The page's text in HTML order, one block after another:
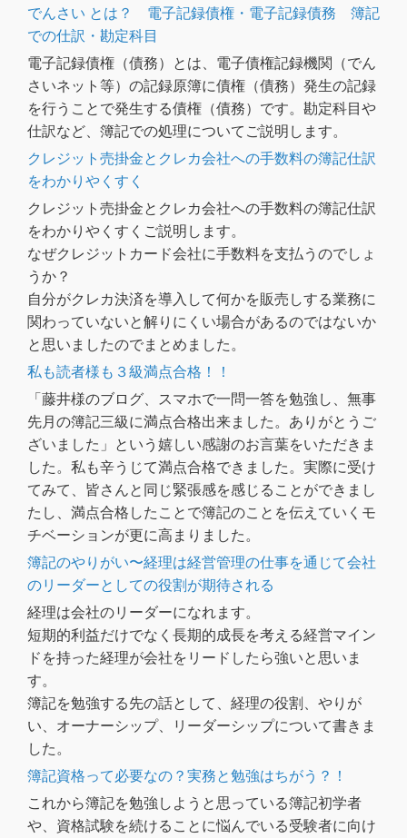
でんさい とは？ 電子記録債権・電子記録債務 簿記
での仕訳・勘定科目
電子記録債権（債務）とは、電子債権記録機関（でん
さいネット等）の記録原簿に債権（債務）発生の記録
を行うことで発生する債権（債務）です。勘定科目や
仕訳など、簿記での処理についてご説明します。
クレジット売掛金とクレカ会社への手数料の簿記仕訳
をわかりやくすく
クレジット売掛金とクレカ会社への手数料の簿記仕訳
をわかりやくすくご説明します。
なぜクレジットカード会社に手数料を支払うのでしょ
うか？
自分がクレカ決済を導入して何かを販売しする業務に
関わっていないと解りにくい場合があるのではないか
と思いましたのでまとめました。
私も読者様も３級満点合格！！
「藤井様のブログ、スマホで一問一答を勉強し、無事
先月の簿記三級に満点合格出来ました。ありがとうご
ざいました」という嬉しい感謝のお言葉をいただきま
した。私も辛うじて満点合格できました。実際に受け
てみて、皆さんと同じ緊張感を感じることができまし
たし、満点合格したことで簿記のことを伝えていくモ
チベーションが更に高まりました。
簿記のやりがい〜経理は経営管理の仕事を通じて会社
のリーダーとしての役割が期待される
経理は会社のリーダーになれます。
短期的利益だけでなく長期的成長を考える経営マイン
ドを持った経理が会社をリードしたら強いと思いま
す。
簿記を勉強する先の話として、経理の役割、やりが
い、オーナーシップ、リーダーシップについて書きま
した。
簿記資格って必要なの？実務と勉強はちがう？！
これから簿記を勉強しようと思っている簿記初学者
や、資格試験を続けることに悩んでいる受験者に向け